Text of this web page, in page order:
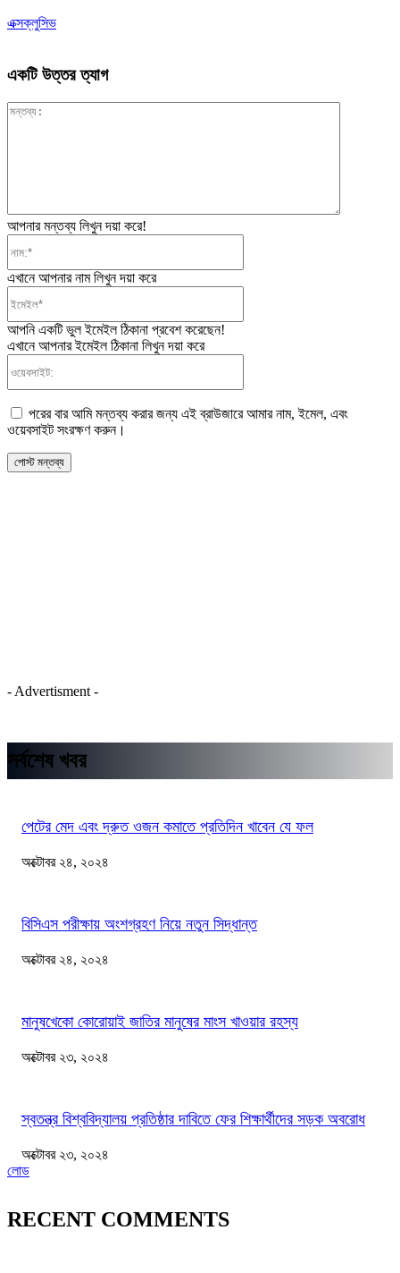
এক্সক্লুসিভ
একটি উত্তর ত্যাগ
আপনার মন্তব্য লিখুন দয়া করে!
এখানে আপনার নাম লিখুন দয়া করে
আপনি একটি ভুল ইমেইল ঠিকানা প্রবেশ করেছেন!
এখানে আপনার ইমেইল ঠিকানা লিখুন দয়া করে
পরের বার আমি মন্তব্য করার জন্য এই ব্রাউজারে আমার নাম, ইমেল, এবং
ওয়েবসাইট সংরক্ষণ করুন।
- Advertisment -
সর্বশেষ খবর
পেটের মেদ এবং দ্রুত ওজন কমাতে প্রতিদিন খাবেন যে ফল
অক্টোবর ২৪, ২০২৪
বিসিএস পরীক্ষায় অংশগ্রহণ নিয়ে নতুন সিদ্ধান্ত
অক্টোবর ২৪, ২০২৪
মানুষখেকো কোরোয়াই জাতির মানুষের মাংস খাওয়ার রহস্য
অক্টোবর ২৩, ২০২৪
স্বতন্ত্র বিশ্ববিদ্যালয় প্রতিষ্ঠার দাবিতে ফের শিক্ষার্থীদের সড়ক অবরোধ
অক্টোবর ২৩, ২০২৪
লোড
RECENT COMMENTS